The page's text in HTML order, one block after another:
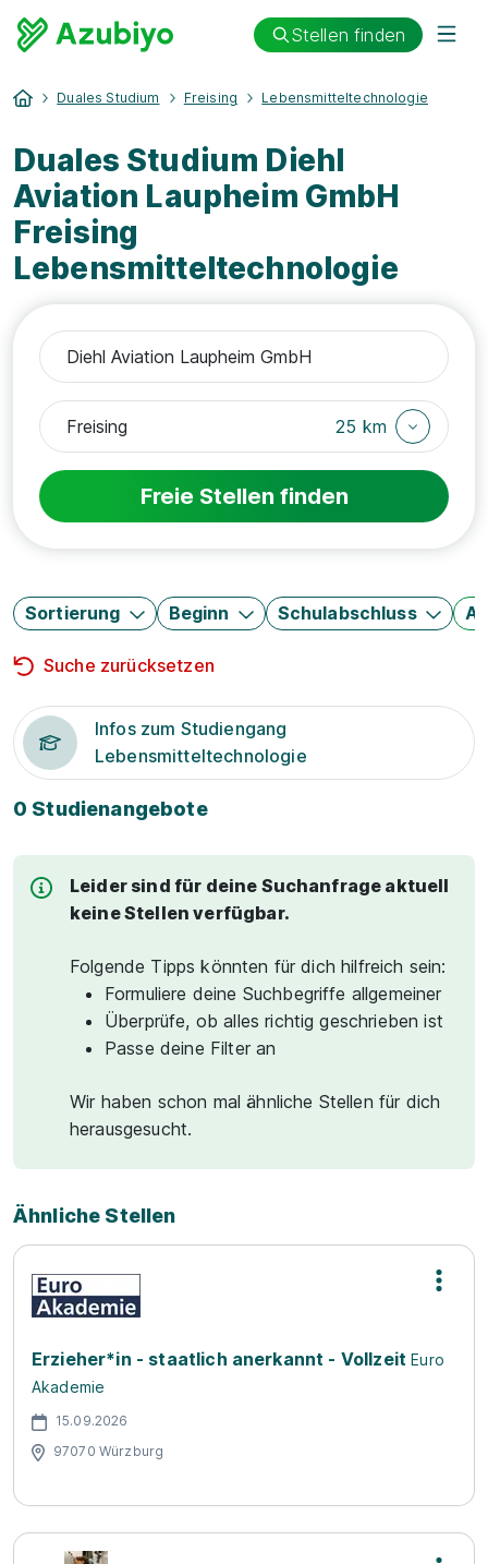
Stellen finden
Duales Studium Freising Lebensmitteltechnologie
Duales Studium Diehl
Aviation Laupheim GmbH
Freising
Lebensmitteltechnologie
25 km
Freie Stellen finden
Sortierung Beginn Schulabschluss
Suche zurücksetzen
Infos zum Studiengang
Lebensmitteltechnologie
0 Studienangebote
Leider sind für deine Suchanfrage aktuell
keine Stellen verfügbar.
Folgende Tipps könnten für dich hilfreich sein:
Formuliere deine Suchbegriffe allgemeiner
Überprüfe, ob alles richtig geschrieben ist
Passe deine Filter an
Wir haben schon mal ähnliche Stellen für dich
herausgesucht.
Ähnliche Stellen
Erzieher*in - staatlich anerkannt - Vollzeit Euro
Akademie
15.09.2026
97070 Würzburg